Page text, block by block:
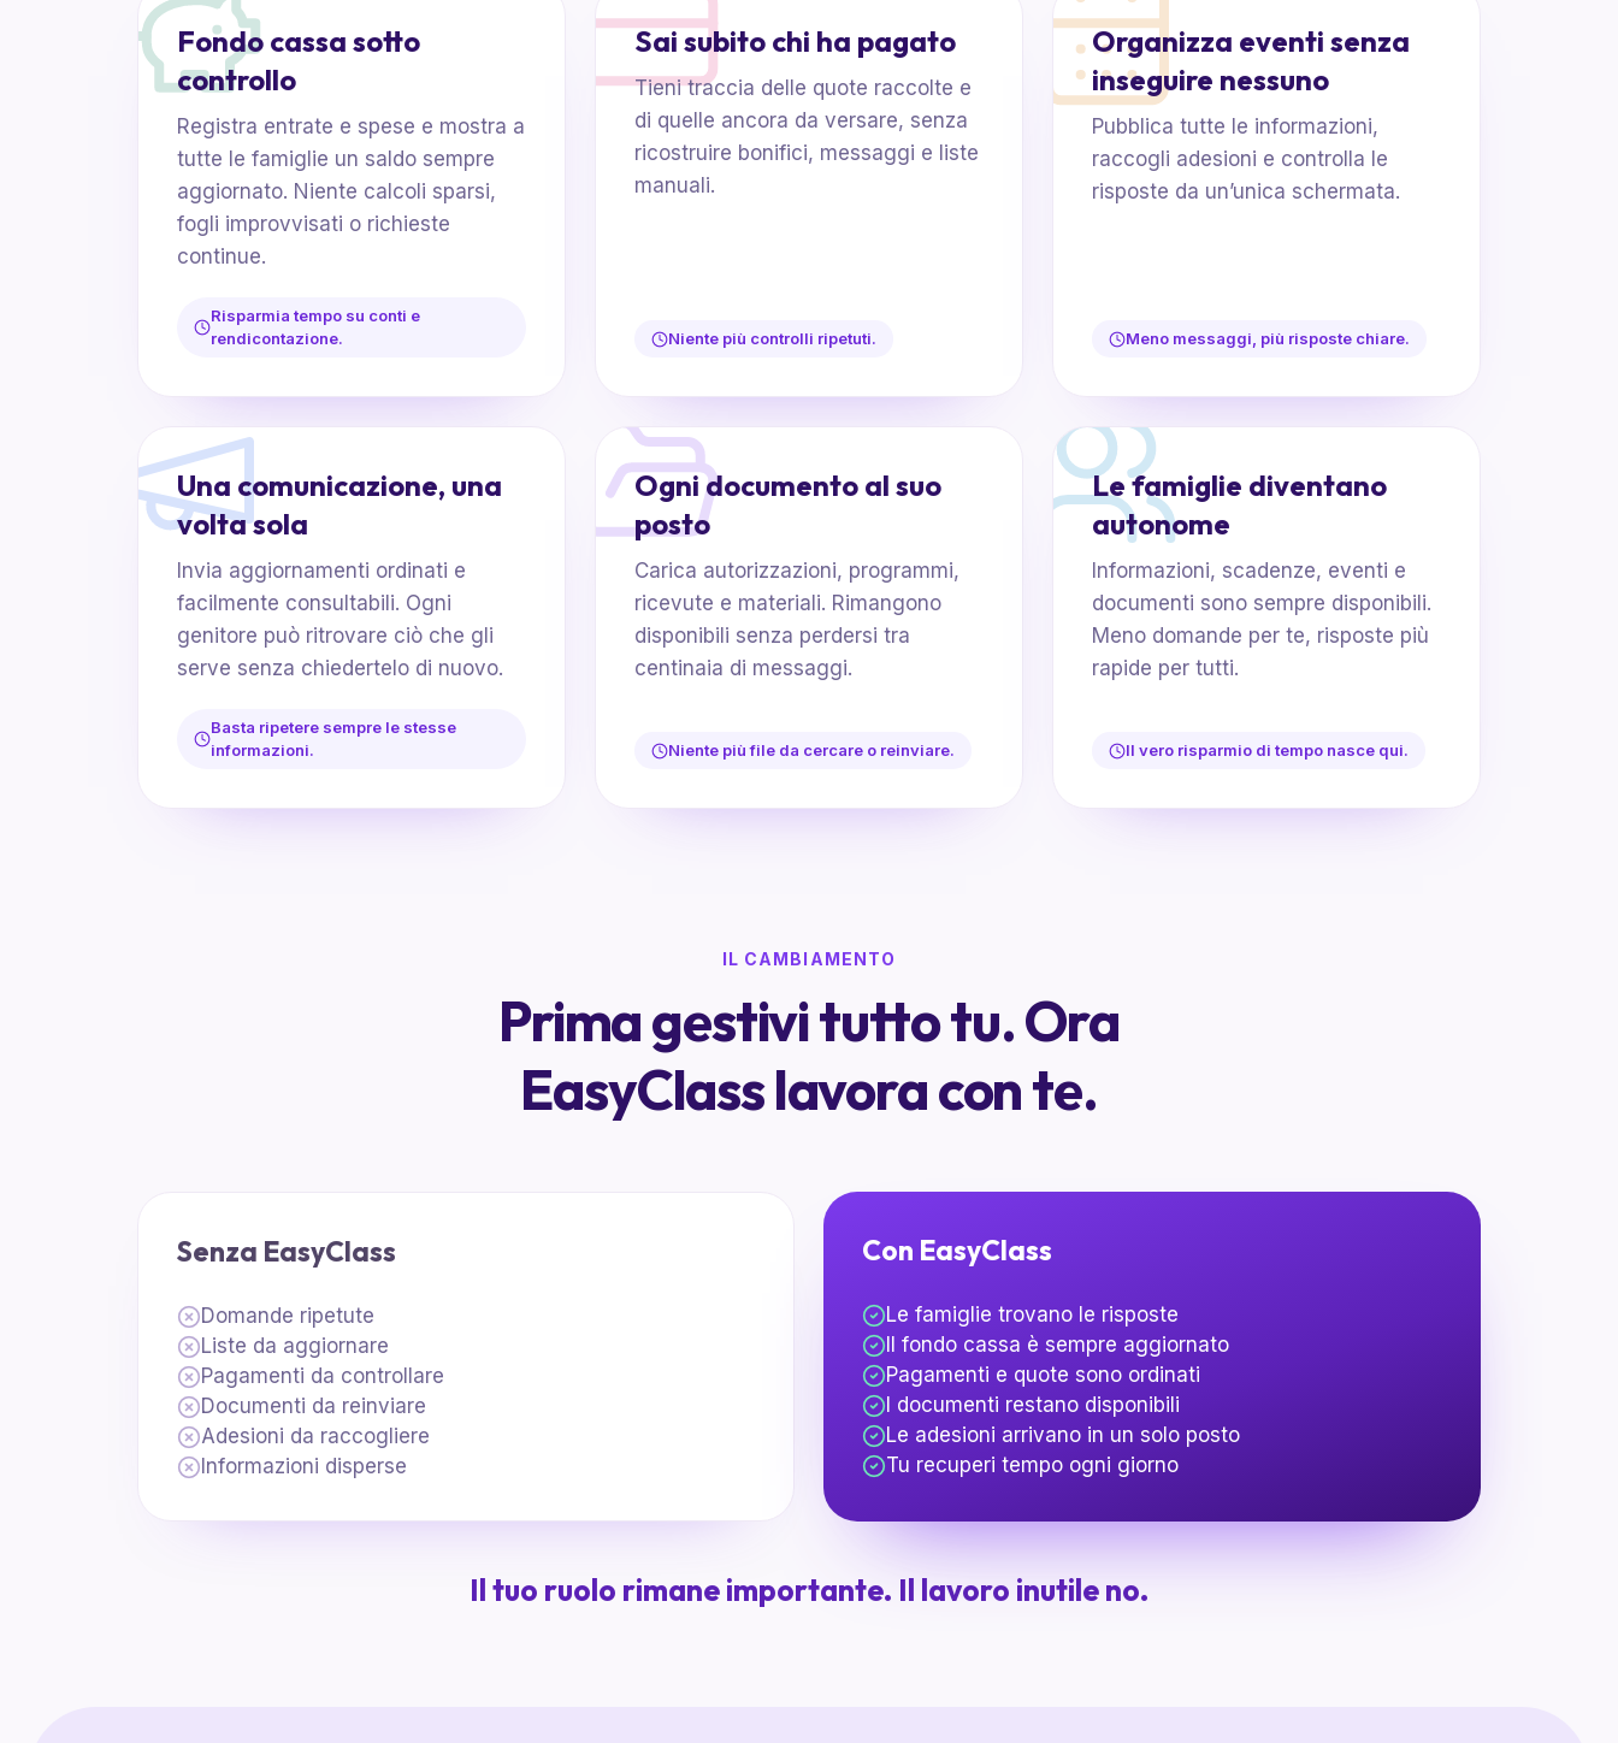
Fondo cassa sotto
controllo
Registra entrate e spese e mostra a
tutte le famiglie un saldo sempre
aggiornato. Niente calcoli sparsi,
fogli improvvisati o richieste
continue.
Risparmia tempo su conti e
rendicontazione.
Sai subito chi ha pagato
Tieni traccia delle quote raccolte e
di quelle ancora da versare, senza
ricostruire bonifici, messaggi e liste
manuali.
Niente più controlli ripetuti.
Organizza eventi senza
inseguire nessuno
Pubblica tutte le informazioni,
raccogli adesioni e controlla le
risposte da un’unica schermata.
Meno messaggi, più risposte chiare.
Una comunicazione, una
volta sola
Invia aggiornamenti ordinati e
facilmente consultabili. Ogni
genitore può ritrovare ciò che gli
serve senza chiedertelo di nuovo.
Basta ripetere sempre le stesse
informazioni.
Ogni documento al suo
posto
Carica autorizzazioni, programmi,
ricevute e materiali. Rimangono
disponibili senza perdersi tra
centinaia di messaggi.
Niente più file da cercare o reinviare.
Le famiglie diventano
autonome
Informazioni, scadenze, eventi e
documenti sono sempre disponibili.
Meno domande per te, risposte più
rapide per tutti.
Il vero risparmio di tempo nasce qui.
IL CAMBIAMENTO
Prima gestivi tutto tu. Ora
EasyClass lavora con te.
Senza EasyClass
Domande ripetute
Liste da aggiornare
Pagamenti da controllare
Documenti da reinviare
Adesioni da raccogliere
Informazioni disperse
Con EasyClass
Le famiglie trovano le risposte
Il fondo cassa è sempre aggiornato
Pagamenti e quote sono ordinati
I documenti restano disponibili
Le adesioni arrivano in un solo posto
Tu recuperi tempo ogni giorno
Il tuo ruolo rimane importante. Il lavoro inutile no.